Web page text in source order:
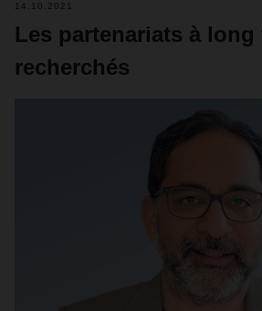
14.10.2021
Les partenariats à
recherchés